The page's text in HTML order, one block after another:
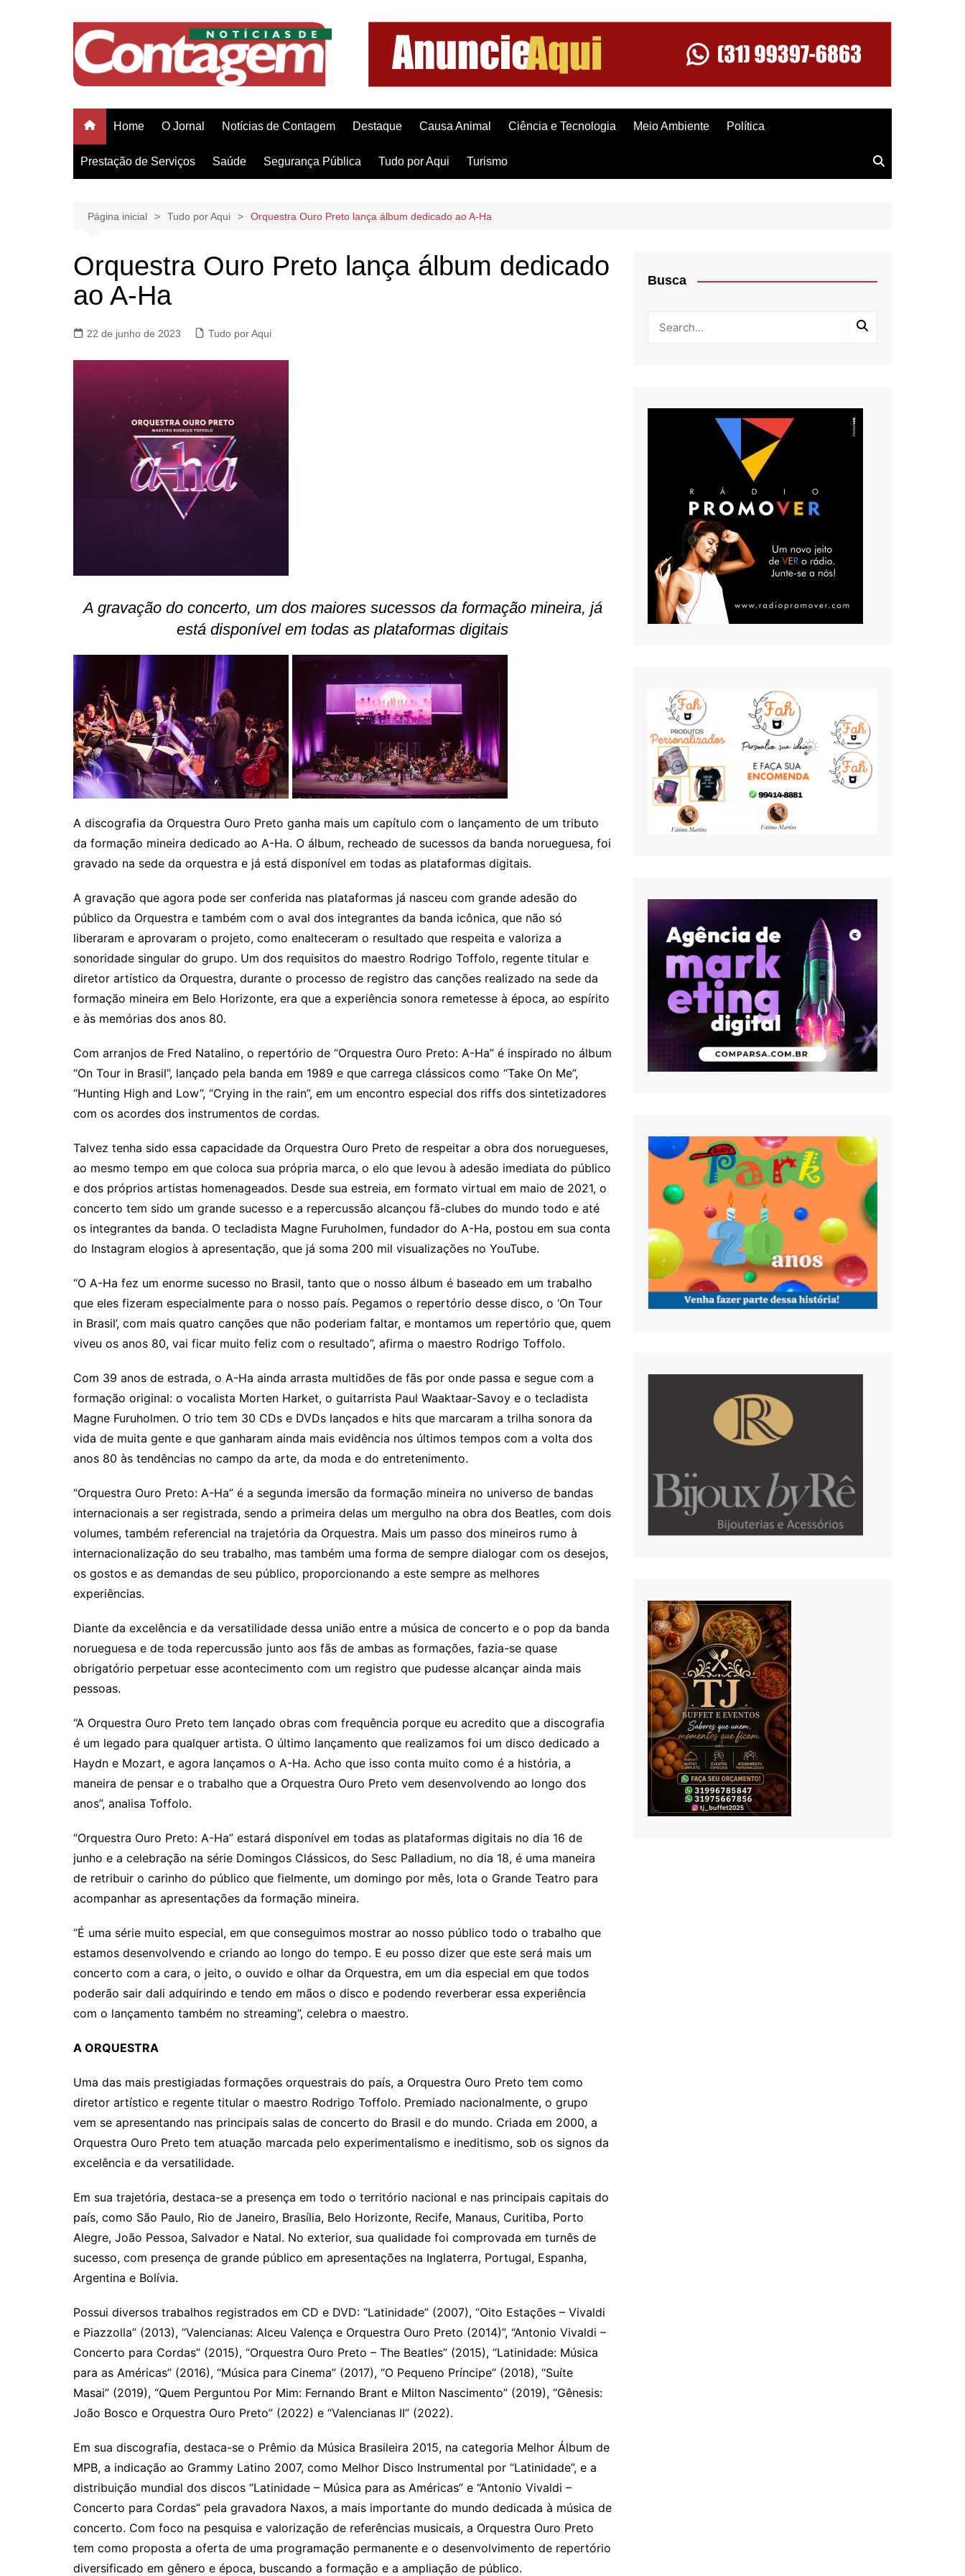
Home O Jornal Notícias de Contagem Destaque Causa Animal Ciência e Tecnologia Meio Ambiente Política
Prestação de Serviços Saúde Segurança Pública Tudo por Aqui Turismo
Página inicial Tudo por Aqui Orquestra Ouro Preto lança álbum dedicado ao A-Ha
Orquestra Ouro Preto lança álbum dedicado
ao A-Ha
22 de junho de 2023 Tudo por Aqui
A gravação do concerto, um dos maiores sucessos da formação mineira, já
está disponível em todas as plataformas digitais
A discografia da Orquestra Ouro Preto ganha mais um capítulo com o lançamento de um tributo
da formação mineira dedicado ao A-Ha. O álbum, recheado de sucessos da banda norueguesa, foi
gravado na sede da orquestra e já está disponível em todas as plataformas digitais.
A gravação que agora pode ser conferida nas plataformas já nasceu com grande adesão do
público da Orquestra e também com o aval dos integrantes da banda icônica, que não só
liberaram e aprovaram o projeto, como enalteceram o resultado que respeita e valoriza a
sonoridade singular do grupo. Um dos requisitos do maestro Rodrigo Toffolo, regente titular e
diretor artístico da Orquestra, durante o processo de registro das canções realizado na sede da
formação mineira em Belo Horizonte, era que a experiência sonora remetesse à época, ao espírito
e às memórias dos anos 80.
Com arranjos de Fred Natalino, o repertório de “Orquestra Ouro Preto: A-Ha” é inspirado no álbum
“On Tour in Brasil”, lançado pela banda em 1989 e que carrega clássicos como “Take On Me”,
“Hunting High and Low”, “Crying in the rain”, em um encontro especial dos riffs dos sintetizadores
com os acordes dos instrumentos de cordas.
Talvez tenha sido essa capacidade da Orquestra Ouro Preto de respeitar a obra dos noruegueses,
ao mesmo tempo em que coloca sua própria marca, o elo que levou à adesão imediata do público
e dos próprios artistas homenageados. Desde sua estreia, em formato virtual em maio de 2021, o
concerto tem sido um grande sucesso e a repercussão alcançou fã-clubes do mundo todo e até
os integrantes da banda. O tecladista Magne Furuholmen, fundador do A-Ha, postou em sua conta
do Instagram elogios à apresentação, que já soma 200 mil visualizações no YouTube.
“O A-Ha fez um enorme sucesso no Brasil, tanto que o nosso álbum é baseado em um trabalho
que eles fizeram especialmente para o nosso país. Pegamos o repertório desse disco, o ‘On Tour
in Brasil’, com mais quatro canções que não poderiam faltar, e montamos um repertório que, quem
viveu os anos 80, vai ficar muito feliz com o resultado”, afirma o maestro Rodrigo Toffolo.
Com 39 anos de estrada, o A-Ha ainda arrasta multidões de fãs por onde passa e segue com a
formação original: o vocalista Morten Harket, o guitarrista Paul Waaktaar-Savoy e o tecladista
Magne Furuholmen. O trio tem 30 CDs e DVDs lançados e hits que marcaram a trilha sonora da
vida de muita gente e que ganharam ainda mais evidência nos últimos tempos com a volta dos
anos 80 às tendências no campo da arte, da moda e do entretenimento.
“Orquestra Ouro Preto: A-Ha” é a segunda imersão da formação mineira no universo de bandas
internacionais a ser registrada, sendo a primeira delas um mergulho na obra dos Beatles, com dois
volumes, também referencial na trajetória da Orquestra. Mais um passo dos mineiros rumo à
internacionalização do seu trabalho, mas também uma forma de sempre dialogar com os desejos,
os gostos e as demandas de seu público, proporcionando a este sempre as melhores
experiências.
Diante da excelência e da versatilidade dessa união entre a música de concerto e o pop da banda
norueguesa e de toda repercussão junto aos fãs de ambas as formações, fazia-se quase
obrigatório perpetuar esse acontecimento com um registro que pudesse alcançar ainda mais
pessoas.
“A Orquestra Ouro Preto tem lançado obras com frequência porque eu acredito que a discografia
é um legado para qualquer artista. O último lançamento que realizamos foi um disco dedicado a
Haydn e Mozart, e agora lançamos o A-Ha. Acho que isso conta muito como é a história, a
maneira de pensar e o trabalho que a Orquestra Ouro Preto vem desenvolvendo ao longo dos
anos”, analisa Toffolo.
“Orquestra Ouro Preto: A-Ha” estará disponível em todas as plataformas digitais no dia 16 de
junho e a celebração na série Domingos Clássicos, do Sesc Palladium, no dia 18, é uma maneira
de retribuir o carinho do público que fielmente, um domingo por mês, lota o Grande Teatro para
acompanhar as apresentações da formação mineira.
“É uma série muito especial, em que conseguimos mostrar ao nosso público todo o trabalho que
estamos desenvolvendo e criando ao longo do tempo. E eu posso dizer que este será mais um
concerto com a cara, o jeito, o ouvido e olhar da Orquestra, em um dia especial em que todos
poderão sair dali adquirindo e tendo em mãos o disco e podendo reverberar essa experiência
com o lançamento também no streaming”, celebra o maestro.
A ORQUESTRA
Uma das mais prestigiadas formações orquestrais do país, a Orquestra Ouro Preto tem como
diretor artístico e regente titular o maestro Rodrigo Toffolo. Premiado nacionalmente, o grupo
vem se apresentando nas principais salas de concerto do Brasil e do mundo. Criada em 2000, a
Orquestra Ouro Preto tem atuação marcada pelo experimentalismo e ineditismo, sob os signos da
excelência e da versatilidade.
Em sua trajetória, destaca-se a presença em todo o território nacional e nas principais capitais do
país, como São Paulo, Rio de Janeiro, Brasília, Belo Horizonte, Recife, Manaus, Curitiba, Porto
Alegre, João Pessoa, Salvador e Natal. No exterior, sua qualidade foi comprovada em turnês de
sucesso, com presença de grande público em apresentações na Inglaterra, Portugal, Espanha,
Argentina e Bolívia.
Possui diversos trabalhos registrados em CD e DVD: “Latinidade” (2007), “Oito Estações – Vivaldi
e Piazzolla” (2013), “Valencianas: Alceu Valença e Orquestra Ouro Preto (2014)”, “Antonio Vivaldi –
Concerto para Cordas” (2015), “Orquestra Ouro Preto – The Beatles” (2015), “Latinidade: Música
para as Américas” (2016), “Música para Cinema” (2017), “O Pequeno Príncipe” (2018), “Suíte
Masai” (2019), “Quem Perguntou Por Mim: Fernando Brant e Milton Nascimento” (2019), “Gênesis:
João Bosco e Orquestra Ouro Preto” (2022) e “Valencianas II” (2022).
Em sua discografia, destaca-se o Prêmio da Música Brasileira 2015, na categoria Melhor Álbum de
MPB, a indicação ao Grammy Latino 2007, como Melhor Disco Instrumental por “Latinidade”, e a
distribuição mundial dos discos “Latinidade – Música para as Américas” e “Antonio Vivaldi –
Concerto para Cordas” pela gravadora Naxos, a mais importante do mundo dedicada à música de
concerto. Com foco na pesquisa e valorização de referências musicais, a Orquestra Ouro Preto
tem como proposta a oferta de uma programação permanente e o desenvolvimento de repertório
diversificado em gênero e época, buscando a formação e a ampliação de público.
Busca